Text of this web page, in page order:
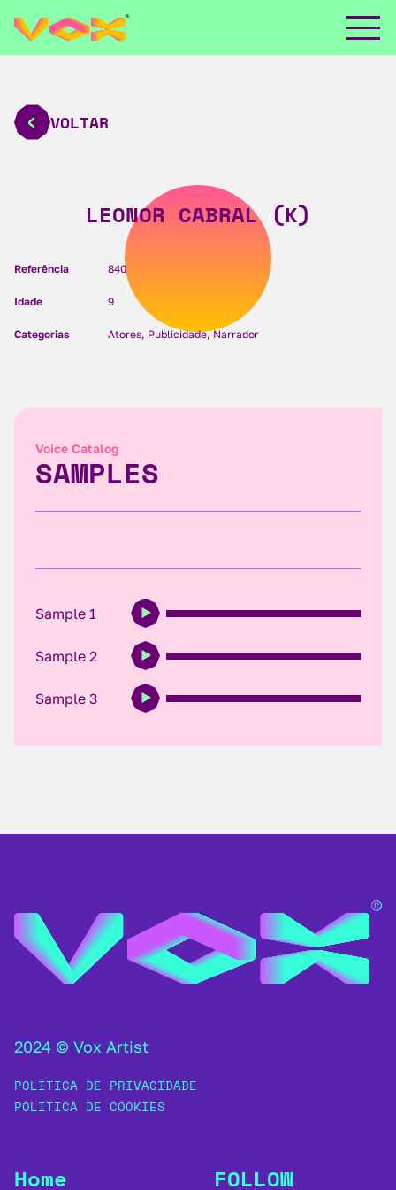
VOLTAR
LEONOR CABRAL (K)
Referência 840
Idade 9
Categorias Atores, Publicidade, Narrador
Voice Catalog
SAMPLES
Sample 1
Sample 2
Sample 3
2024 © Vox Artist
POLÍTICA DE PRIVACIDADE
POLÍTICA DE COOKIES
Home FOLLOW